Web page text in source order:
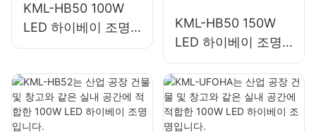
KML-HB50 100W
LED 하이베이 조명
은 공장, 창고 등의
합합니다.
KML-HB50 150W
LED 하이베이 조명
은 수리 작업장이나
창고와 같은 실내 공
간에 적합합니다.